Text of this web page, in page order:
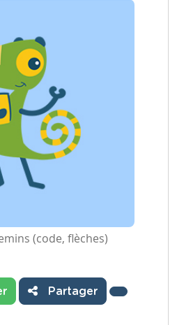
(code, flèches)
Partager